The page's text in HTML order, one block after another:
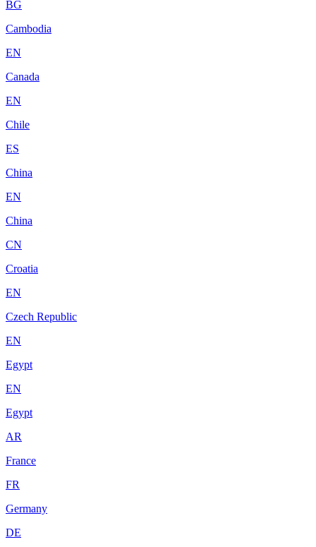
BG
Cambodia
EN
Canada
EN
Chile
ES
China
EN
China
CN
Croatia
EN
Czech Republic
EN
Egypt
EN
Egypt
AR
France
FR
Germany
DE